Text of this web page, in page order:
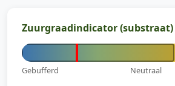
Zuurgraadindicator (substraat)
Gebufferd Neutraal